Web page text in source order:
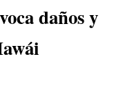
daños y